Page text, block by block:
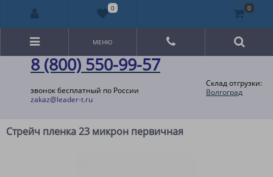
8 (800) 550-99-57
звонок бесплатный по России
zakaz@leader-t.ru
Склад отгрузки:
Волгоград
МЕНЮ
Стрейч пленка 23 микрон первичная
0 0